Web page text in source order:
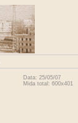
Data: 25/05/07
Mida total: 600x401